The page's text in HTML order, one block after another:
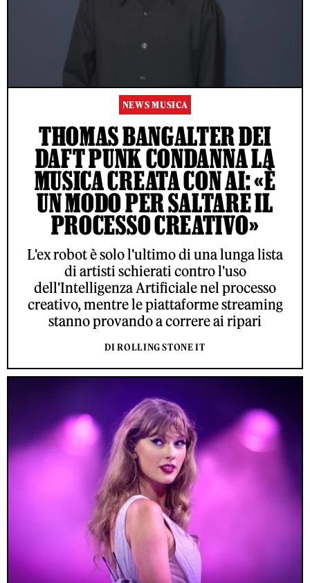
NEWS MUSICA
THOMAS BANGALTER DEI
DAFT PUNK CONDANNA LA
MUSICA CREATA CON AI: «È
UN MODO PER SALTARE IL
PROCESSO CREATIVO»
L'ex robot è solo l'ultimo di una lunga lista
di artisti schierati contro l'uso
dell'Intelligenza Artificiale nel processo
creativo, mentre le piattaforme streaming
stanno provando a correre ai ripari
DI ROLLING STONE IT